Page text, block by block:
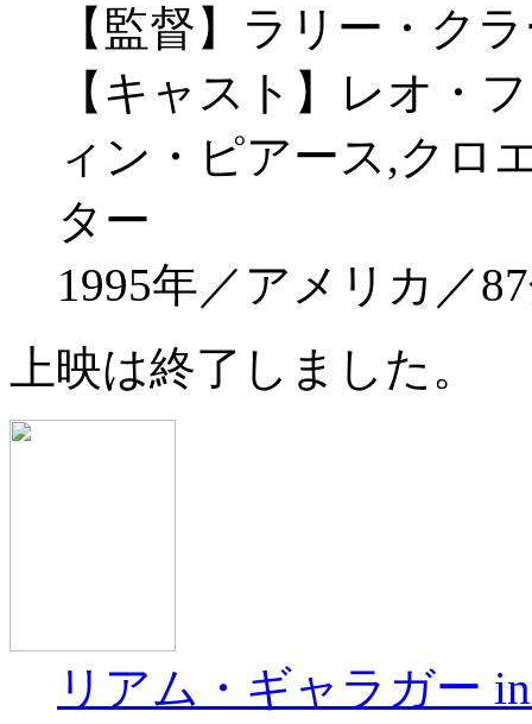
【監督】ラリー・ク
【キャスト】レオ・
ィン・ピアース,クロ
ター
1995年／アメリカ／
上映は終了しました。
リアム・ギャラガー